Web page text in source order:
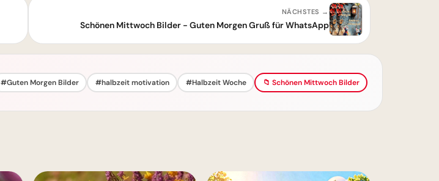
NÄCHSTES →
Schönen Mittwoch Bilder - Guten Morgen Gruß für WhatsApp
#Guten Morgen Bilder #halbzeit motivation #Halbzeit Woche 📁 Schönen Mittwoch Bilder